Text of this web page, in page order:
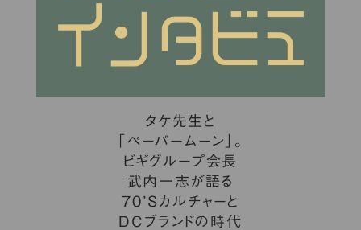
タケ先生と
「ペーパームーン」。
ビギグループ会長
武内一志が語る
70’Sカルチャーと
DCブランドの時代